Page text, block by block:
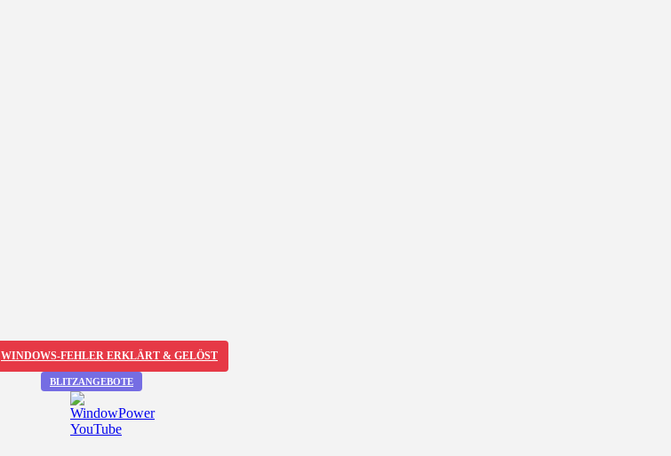
WINDOWS-FEHLER ERKLÄRT & GELÖST
BLITZANGEBOTE